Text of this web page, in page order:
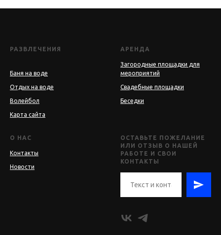
РАЗВЛЕЧЕНИЯ
Баня на воде
Отдых на воде
Волейбол
Карта сайта
АРЕНДА
Загородные площадки для
мероприятий
Свадебные площадки
Беседки
О НАС
Контакты
Новости
ОСТАВЬТЕ ПОЖЕЛАНИЕ
ИЛИ ОТЗЫВ О НАШЕЙ
РАБОТЕ И СВОИ
КОНТАКТЫ